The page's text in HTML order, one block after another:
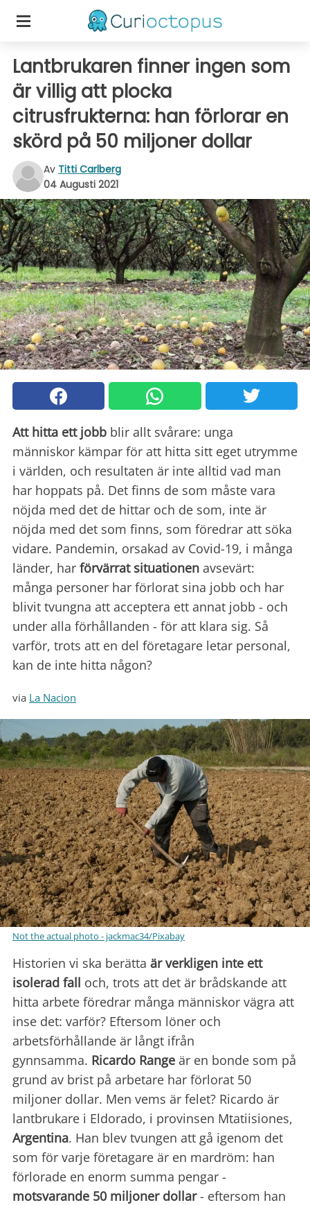
Lantbrukaren finner ingen som
är villig att plocka
citrusfrukterna: han förlorar en
skörd på 50 miljoner dollar
Av Titti Carlberg
04 Augusti 2021
Att hitta ett jobb blir allt svårare: unga
människor kämpar för att hitta sitt eget utrymme
i världen, och resultaten är inte alltid vad man
har hoppats på. Det finns de som måste vara
nöjda med det de hittar och de som, inte är
nöjda med det som finns, som föredrar att söka
vidare. Pandemin, orsakad av Covid-19, i många
länder, har förvärrat situationen avsevärt:
många personer har förlorat sina jobb och har
blivit tvungna att acceptera ett annat jobb - och
under alla förhållanden - för att klara sig. Så
varför, trots att en del företagare letar personal,
kan de inte hitta någon?
via La Nacion
Not the actual photo - jackmac34/Pixabay
Historien vi ska berätta är verkligen inte ett
isolerad fall och, trots att det är brådskande att
hitta arbete föredrar många människor vägra att
inse det: varför? Eftersom löner och
arbetsförhållande är långt ifrån
gynnsamma. Ricardo Range är en bonde som på
grund av brist på arbetare har förlorat 50
miljoner dollar. Men vems är felet? Ricardo är
lantbrukare i Eldorado, i provinsen Mtatiisiones,
Argentina. Han blev tvungen att gå igenom det
som för varje företagare är en mardröm: han
förlorade en enorm summa pengar -
motsvarande 50 miljoner dollar- eftersom han